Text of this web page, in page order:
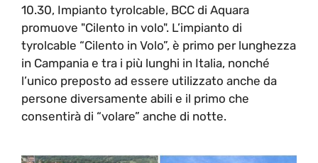
10.30, Impianto tyrolcable, BCC di Aquara
promuove "Cilento in volo". L’impianto di
tyrolcable “Cilento in Volo”, è primo per lunghezza
in Campania e tra i più lunghi in Italia, nonché
l’unico preposto ad essere utilizzato anche da
persone diversamente abili e il primo che
consentirà di “volare” anche di notte.